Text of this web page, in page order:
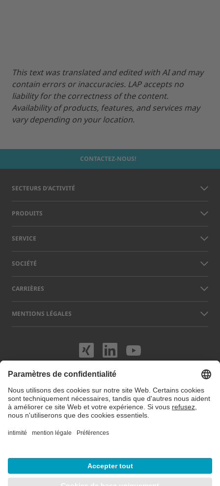
This text was translated and edited with AI and may
contain errors or inaccuracies. LAP accepts no
liability for the correctness of the content.
Availability of products, features, and services may
vary depending on your location.
CONTACTEZ-NOUS!
SECTEURS D’ACTIVITÉ
PRODUITS
SERVICE
SOCIÉTÉ
CARRIÈRES
MENTIONS LÉGALES
Rendez-nous
Rendez-
Les noms d’autres sociétés et produits mentionnés sur ce site peuvent
être des marques ou des marques déposées qui n’appartiennent pas à
LAP, mais à leurs exploitants respectifs. Notre site web utilise des
cookies. Vous pouvez gérer ou désactiver ces cookies dans les
préférences de cookies
. Pour plus d'informations, consultez notre site
© 2026 LAP GmbH Laser Applikationen
Notice légale / Protection des données